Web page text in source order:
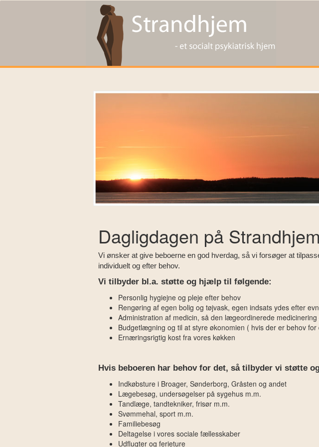
Dagligdagen på Strandhjem
Vi ønsker at give beboerne en god hverdag, så vi forsøger at
individuelt og efter behov.
Vi tilbyder bl.a. støtte og hjælp til følgende:
Personlig hygiejne og pleje efter behov
Rengøring af egen bolig og tøjvask, egen indsats ydes efter
Administration af medicin, så den lægeordinerede medicinering
Budgetlægning og til at styre økonomien ( hvis der er behov for
Ernæringsrigtig kost fra vores køkken
Hvis beboeren har behov for det, så tilbyder vi støtte
Indkøbsture i Broager, Sønderborg, Gråsten og andet
Lægebesøg, undersøgelser på sygehus m.m.
Tandlæge, tandtekniker, frisør m.m.
Svømmehal, sport m.m.
Familiebesøg
Deltagelse i vores sociale fællesskaber
Udflugter og ferieture